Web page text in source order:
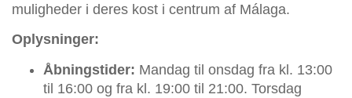
muligheder i deres kost i centrum af Málaga.
Oplysninger:
Åbningstider: Mandag til onsdag fra kl. 13:00
til 16:00 og fra kl. 19:00 til 21:00. Torsdag